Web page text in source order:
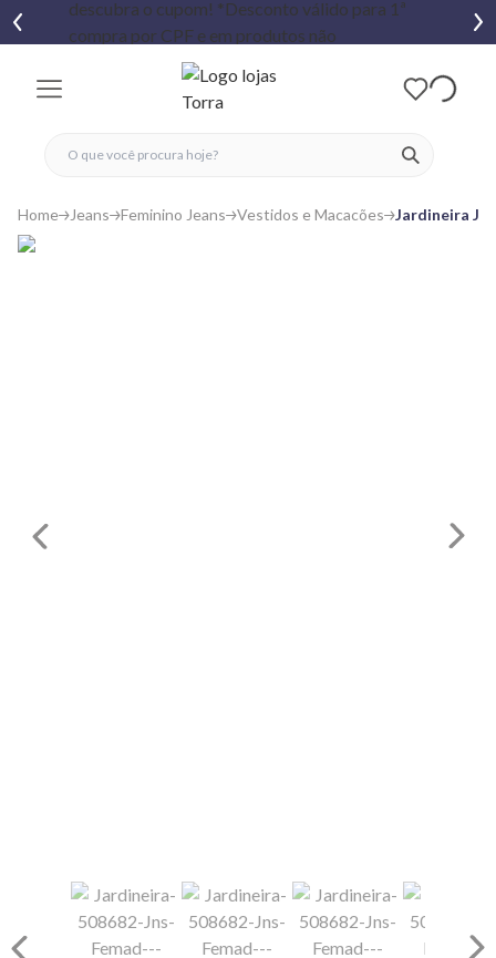
ver
fechar menu
fechar menu
favoritos
Home Jeans Feminino Jeans Vestidos e Macacões Jardineira